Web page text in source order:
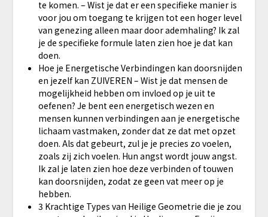
te komen. – Wist je dat er een specifieke manier is
voor jou om toegang te krijgen tot een hoger level
van genezing alleen maar door ademhaling? Ik zal
je de specifieke formule laten zien hoe je dat kan
doen.
​Hoe je Energetische Verbindingen kan doorsnijden
en jezelf kan ZUIVEREN – Wist je dat mensen de
mogelijkheid hebben om invloed op je uit te
oefenen? Je bent een energetisch wezen en
mensen kunnen verbindingen aan je energetische
lichaam vastmaken, zonder dat ze dat met opzet
doen. Als dat gebeurt, zul je je precies zo voelen,
zoals zij zich voelen. Hun angst wordt jouw angst.
Ik zal je laten zien hoe deze verbinden of touwen
kan doorsnijden, zodat ze geen vat meer op je
hebben.
​3 Krachtige Types van Heilige Geometrie die je zou